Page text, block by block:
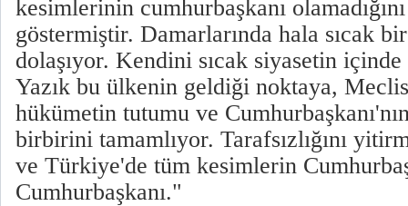
kesimlerinin cumhurbaşkanı
göstermiştir. Damarlarında hala sıcak
dolaşıyor. Kendini sıcak siyasetin
Yazık bu ülkenin geldiği noktaya,
hükümetin tutumu ve
birbirini tamamlıyor. Tarafsızlığını
ve Türkiye'de tüm kesimlerin
Cumhurbaşkanı."